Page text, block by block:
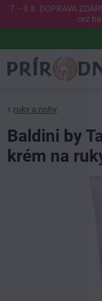
7. - 9.8. DOPRAVA
cez
ruky a nohy
Baldini by
krém na